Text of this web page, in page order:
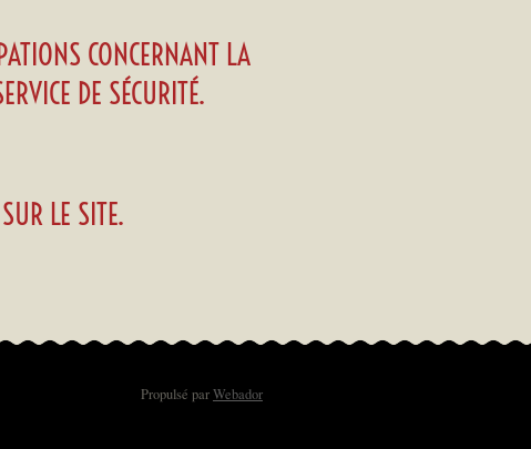
CONCERNANT LA
DE SÉCURITÉ.
LE SITE.
Propulsé parWebador